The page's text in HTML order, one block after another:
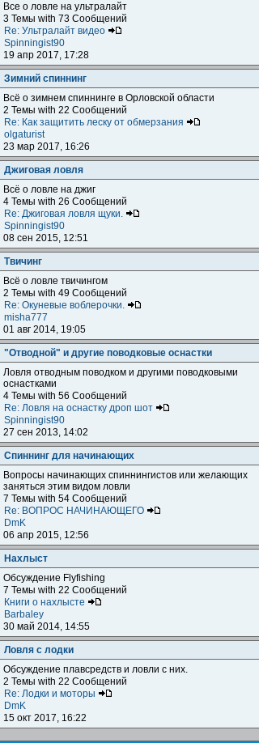
Все о ловле на ультралайт
3 Темы with 73 Сообщений
Re: Ультралайт видео
Spinningist90
19 апр 2017, 17:28
Зимний спиннинг
Всё о зимнем спиннинге в Орловской области
2 Темы with 22 Сообщений
Re: Как защитить леску от обмерзания
olgaturist
23 мар 2017, 16:26
Джиговая ловля
Всё о ловле на джиг
4 Темы with 26 Сообщений
Re: Джиговая ловля щуки.
Spinningist90
08 сен 2015, 12:51
Твичинг
Всё о ловле твичингом
2 Темы with 49 Сообщений
Re: Окуневые воблерочки.
misha777
01 авг 2014, 19:05
"Отводной" и другие поводковые оснастки
Ловля отводным поводком и другими поводковыми
оснастками
4 Темы with 56 Сообщений
Re: Ловля на оснастку дроп шот
Spinningist90
27 сен 2013, 14:02
Спиннинг для начинающих
Вопросы начинающих спиннингистов или желающих
заняться этим видом ловли
7 Темы with 54 Сообщений
Re: ВОПРОС НАЧИНАЮЩЕГО
DmK
06 апр 2015, 12:56
Нахлыст
Обсуждение Flyfishing
7 Темы with 22 Сообщений
Книги о нахлысте
Barbaley
30 май 2014, 14:55
Ловля с лодки
Обсуждение плавсредств и ловли с них.
2 Темы with 22 Сообщений
Re: Лодки и моторы
DmK
15 окт 2017, 16:22